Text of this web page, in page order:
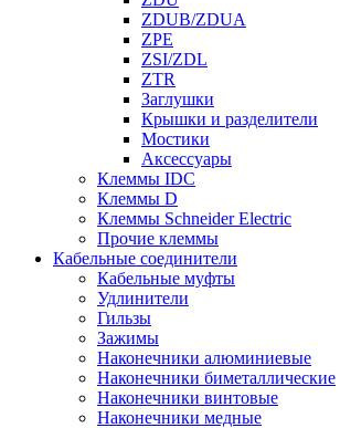
ZDUB/ZDUA
ZPE
ZSI/ZDL
ZTR
Заглушки
Крышки и разделители
Мостики
Аксессуары
Клеммы IDC
Клеммы D
Клеммы Schneider Electric
Прочие клеммы
Кабельные соединители
Кабельные муфты
Удлинители
Гильзы
Зажимы
Наконечники алюминиевые
Наконечники биметаллические
Наконечники винтовые
Наконечники медные